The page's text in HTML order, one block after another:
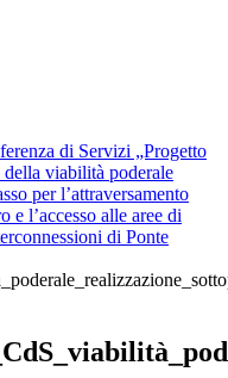
di Servizi „Progetto
viabilità poderale
per l’attraversamento
e l’accesso alle aree di
di Ponte